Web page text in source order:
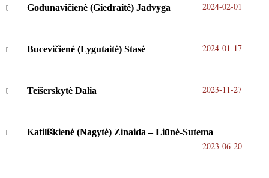
Godunavičienė (Giedraitė) Jadvyga 2024-02-01
Bucevičienė (Lygutaitė) Stasė 2024-01-17
Teišerskytė Dalia 2023-11-27
Katiliškienė (Nagytė) Zinaida – Liūnė-Sutema
2023-06-20